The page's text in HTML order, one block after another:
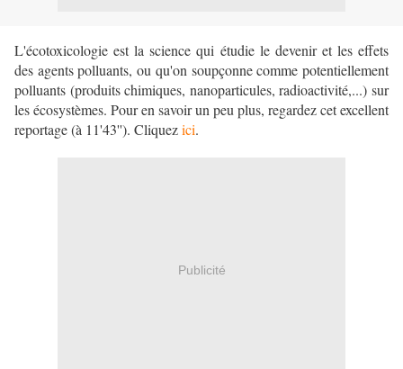
L'écotoxicologie est la science qui étudie le devenir et les effets
des agents polluants, ou qu'on soupçonne comme potentiellement
polluants (produits chimiques, nanoparticules, radioactivité,...) sur
les écosystèmes. Pour en savoir un peu plus, regardez cet excellent
reportage (à 11'43''). Cliquezici.
Publicité